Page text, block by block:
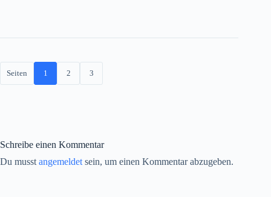
Seiten 1 2 3
Schreibe einen Kommentar
Du musst angemeldet sein, um einen Kommentar abzugeben.